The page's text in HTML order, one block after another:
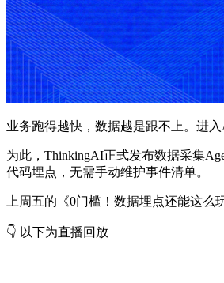
业务跑得越快，数据越是跟不上。进
为此，ThinkingAI正式发布数据采集
代码埋点，无需手动维护事件清单。
上周五的《0门槛！数据埋点还能这
👇 以下为直播回放